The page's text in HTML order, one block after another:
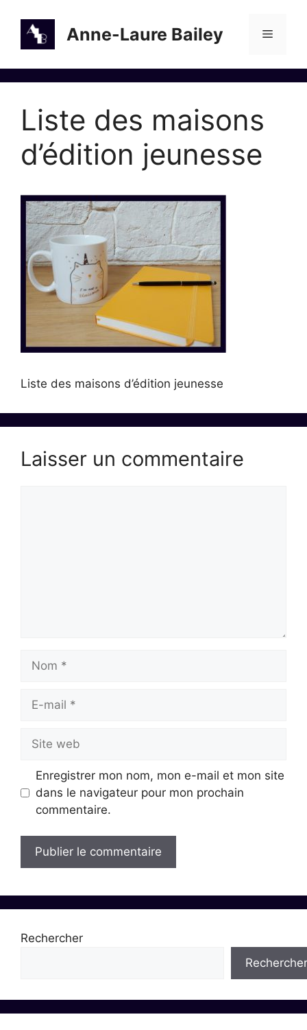
contenu
Anne-Laure Bailey Menu
Liste des maisons
d’édition jeunesse
Liste des maisons d’édition jeunesse
Laisser un commentaire
mail
web
Enregistrer mon nom, mon e-mail et mon site
dans le navigateur pour mon prochain
commentaire.
Rechercher
Rechercher